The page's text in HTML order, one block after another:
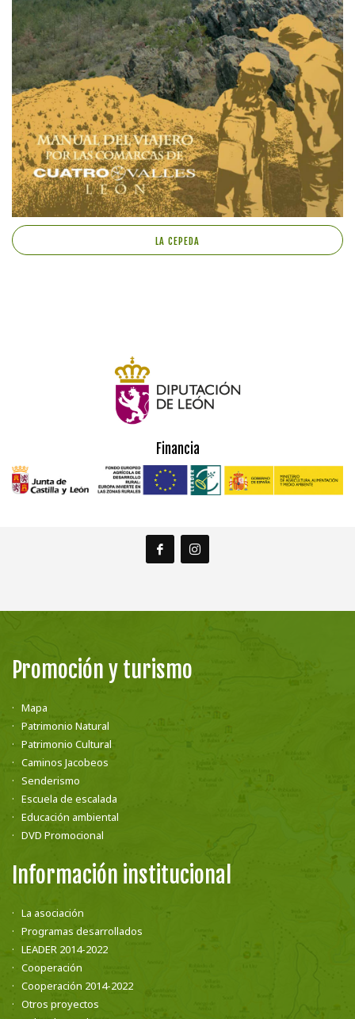
LA CEPEDA
Financia
Promoción y turismo
Mapa
Patrimonio Natural
Patrimonio Cultural
Caminos Jacobeos
Senderismo
Escuela de escalada
Educación ambiental
DVD Promocional
Información institucional
La asociación
Programas desarrollados
LEADER 2014-2022
Cooperación
Cooperación 2014-2022
Otros proyectos